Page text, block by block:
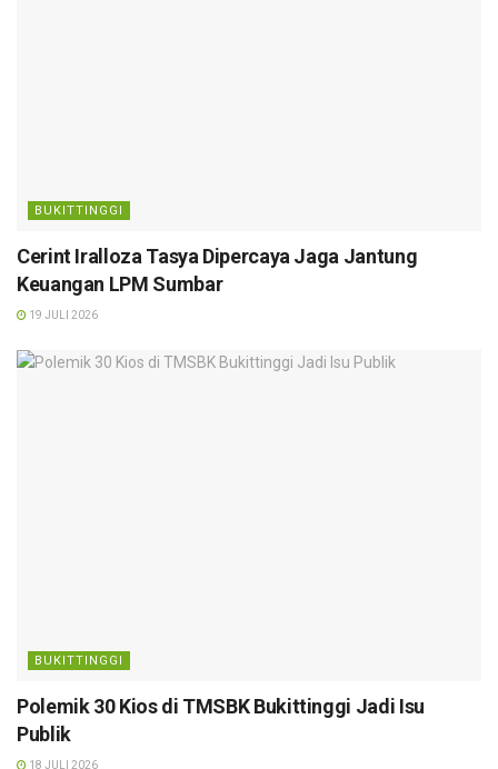
BUKITTINGGI
Cerint Iralloza Tasya Dipercaya Jaga Jantung
Keuangan LPM Sumbar
19 JULI 2026
BUKITTINGGI
Polemik 30 Kios di TMSBK Bukittinggi Jadi Isu
Publik
18 JULI 2026